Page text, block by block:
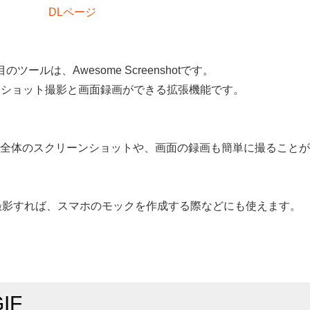
DLページ
ツールは、Awesome Screenshotです。
ョット撮影と画面録画ができる拡張機能です。
体のスクリーンショットや、画面の録画も簡単に撮ること
すれば、スマホのモックを作成する際などにも使えます。